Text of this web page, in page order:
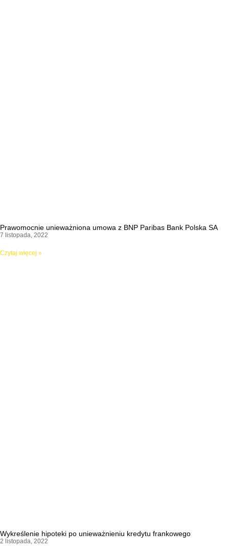
Prawomocnie unieważniona umowa z BNP Paribas Bank Polska SA
7 listopada, 2022
Czytaj więcej »
Wykreślenie hipoteki po unieważnieniu kredytu frankowego
2 listopada, 2022